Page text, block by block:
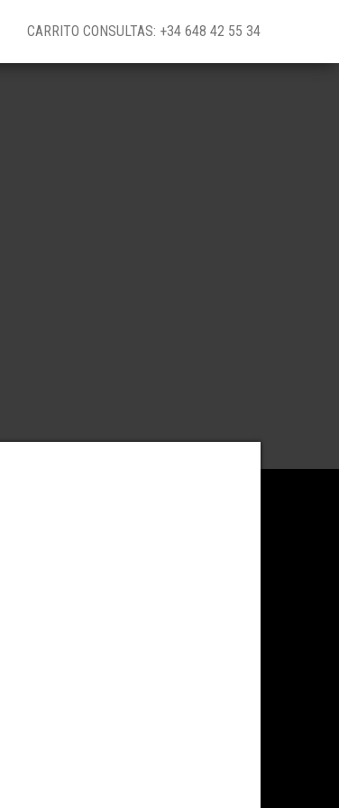
CARRITO CONSULTAS: +34 648 42 55 34